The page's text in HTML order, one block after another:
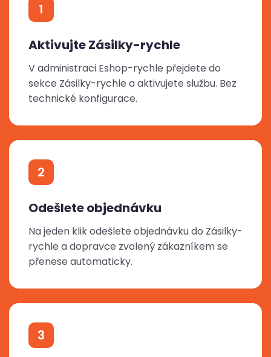
1
Aktivujte Zásilky-rychle
V administraci Eshop-rychle přejdete do
sekce Zásilky-rychle a aktivujete službu. Bez
technické konfigurace.
2
Odešlete objednávku
Na jeden klik odešlete objednávku do Zásilky-
rychle a dopravce zvolený zákazníkem se
přenese automaticky.
3